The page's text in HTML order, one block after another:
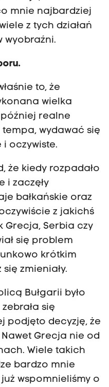
mnie najbardziej
z tych działań
wyobraźni.
to, że
wielka
realne
wydawać się
oczywiste.
że kiedy rozpadało
i zaczęły
bałkańskie oraz
z jakichś
Grecja, Serbia czy
się problem
krótkim
zmieniały.
Bułgarii było
się
podjęto decyzję, że
Grecja nie od
Wiele takich
bardzo mnie
już wspomnieliśmy o